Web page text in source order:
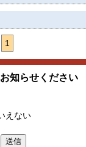
1
知らせください
えない